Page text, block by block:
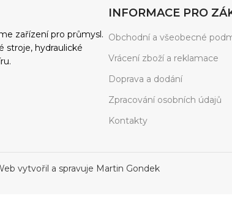
zařízení pro průmysl.
stroje, hydraulické
INFORMACE PRO
Obchodní a všeobecné
Vrácení zboží a reklamace
Doprava a dodání
Zpracování osobních údajů
Kontakty
vytvořil a spravuje Martin Gondek